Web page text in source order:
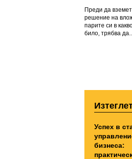
Преди да
решение на
парите си в
било, трябва
Успех в
бизнеса: